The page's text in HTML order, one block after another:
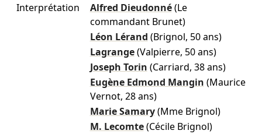
Interprétation Alfred Dieudonné (Le
commandant Brunet)
Léon Lérand (Brignol, 50 ans)
Lagrange (Valpierre, 50 ans)
Joseph Torin (Carriard, 38 ans)
Eugène Edmond Mangin (Maurice
Vernot, 28 ans)
Marie Samary (Mme Brignol)
M. Lecomte (Cécile Brignol)